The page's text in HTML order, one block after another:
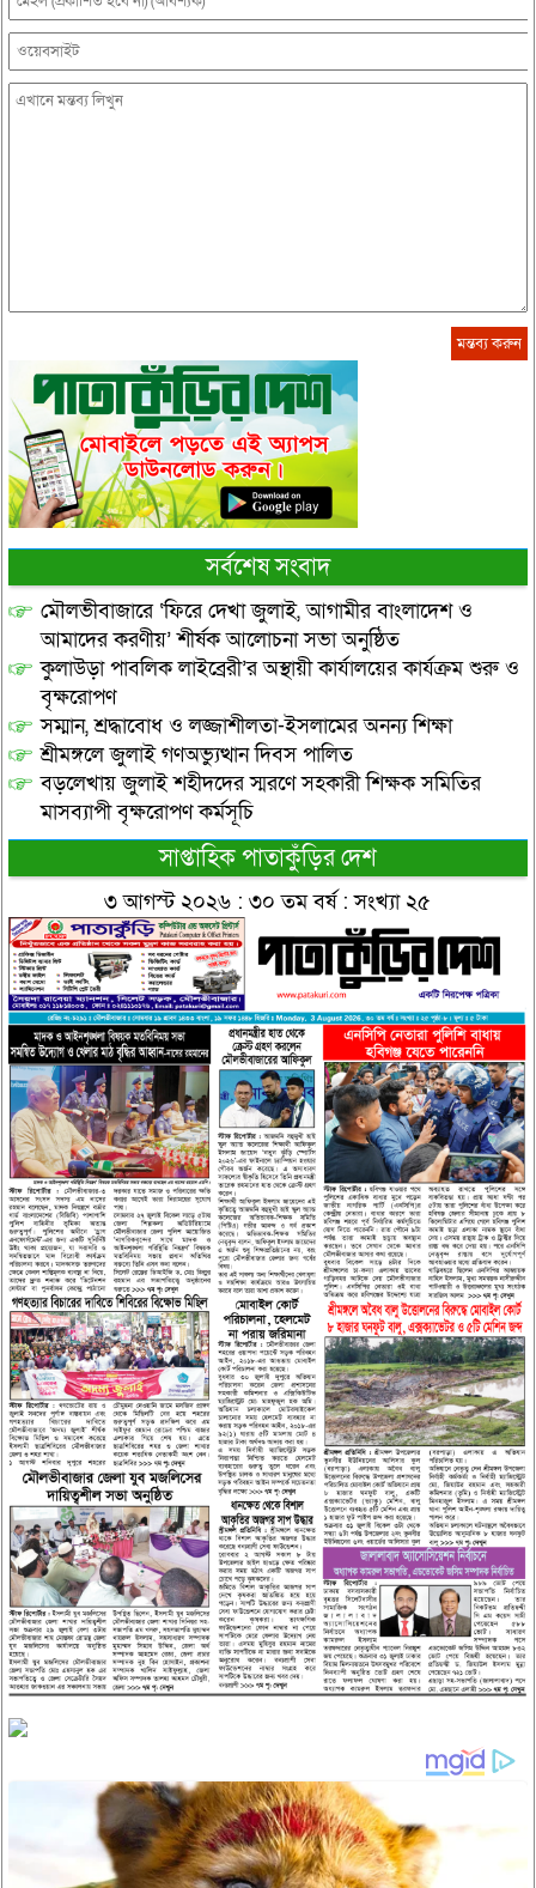
সর্বশেষ সংবাদ
মৌলভীবাজারে ‘ফিরে দেখা জুলাই, আগামীর বাংলাদেশ ও
আমাদের করণীয়’ শীর্ষক আলোচনা সভা অনুষ্ঠিত
কুলাউড়া পাবলিক লাইব্রেরী’র অস্থায়ী কার্যালয়ের কার্যক্রম শুরু ও
বৃক্ষরোপণ
সম্মান, শ্রদ্ধাবোধ ও লজ্জাশীলতা-ইসলামের অনন্য শিক্ষা
শ্রীমঙ্গলে জুলাই গণঅভ্যুত্থান দিবস পালিত
বড়লেখায় জুলাই শহীদদের স্মরণে সহকারী শিক্ষক সমিতির
মাসব্যাপী বৃক্ষরোপণ কর্মসূচি
সাপ্তাহিক পাতাকুঁড়ির দেশ
৩ আগস্ট ২০২৬ : ৩০ তম বর্ষ : সংখ্যা ২৫